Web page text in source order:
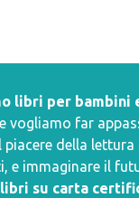
libri per bambini
vogliamo far
piacere della
e immaginare il
su carta